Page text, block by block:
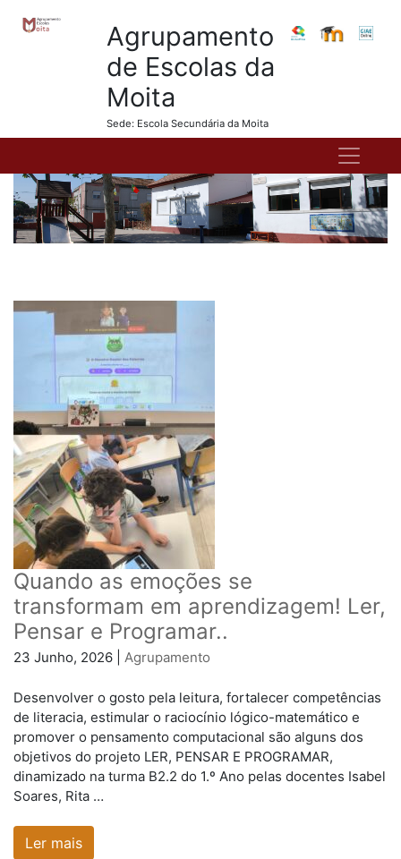
Agrupamento
de Escolas da
Moita
Sede: Escola Secundária da Moita
Quando as emoções se
transformam em aprendizagem! Ler,
Pensar e Programar..
23 Junho, 2026 | Agrupamento
Desenvolver o gosto pela leitura, fortalecer competências
de literacia, estimular o raciocínio lógico-matemático e
promover o pensamento computacional são alguns dos
objetivos do projeto LER, PENSAR E PROGRAMAR,
dinamizado na turma B2.2 do 1.º Ano pelas docentes Isabel
Soares, Rita …
Ler mais